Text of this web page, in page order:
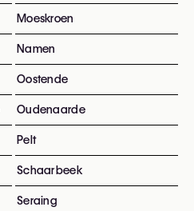
Moeskroen
Namen
Oostende
Oudenaarde
Pelt
Schaarbeek
Seraing